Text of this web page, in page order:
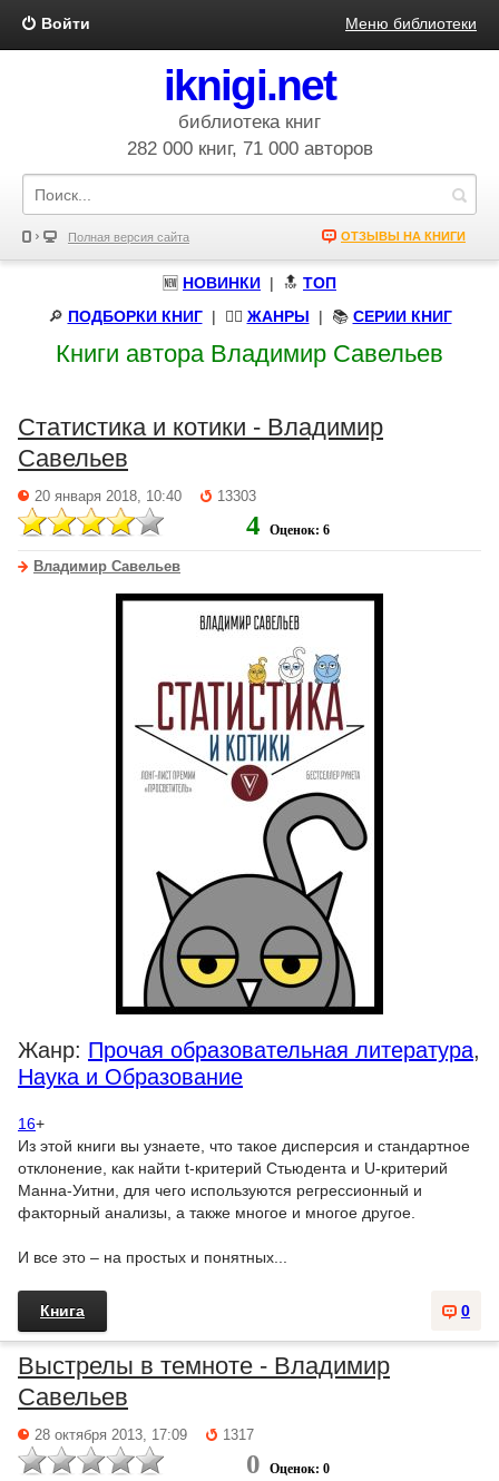
Войти Меню библиотеки
iknigi.net
библиотека книг
282 000 книг, 71 000 авторов
Полная версия сайта ОТЗЫВЫ НА КНИГИ
🆕 НОВИНКИ | 🔝 ТОП
🔎 ПОДБОРКИ КНИГ| 🧝‍♀️ ЖАНРЫ | 📚 СЕРИИ КНИГ
Книги автора Владимир Савельев
Статистика и котики - Владимир
Савельев
20 января 2018, 10:40 13303
4 Оценок: 6
Владимир Савельев
Жанр: Прочая образовательная литература,
Наука и Образование
16+
Из этой книги вы узнаете, что такое дисперсия и стандартное
отклонение, как найти t-критерий Стьюдента и U-критерий
Манна-Уитни, для чего используются регрессионный и
факторный анализы, а также многое и многое другое.
И все это – на простых и понятных...
0
Книга
Выстрелы в темноте - Владимир
Савельев
28 октября 2013, 17:09 1317
0 Оценок: 0